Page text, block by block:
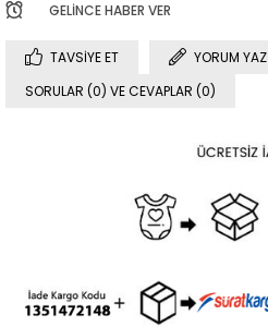
GELINCE HABER VER
TAVSIYE ET
YORUM YAZ
SORULAR (0) VE CEVAPLAR (0)